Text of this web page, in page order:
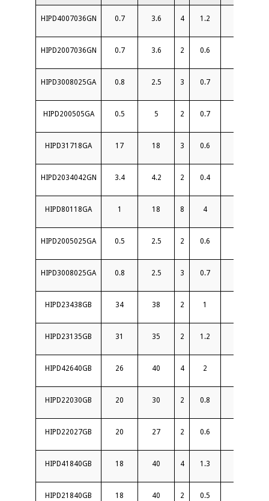
HIPD4007036GN 0.7 3.6 4 1.2
HIPD2007036GN 0.7 3.6 2 0.6
HIPD3008025GA 0.8 2.5 3 0.7
HIPD200505GA 0.5 5 2 0.7
HIPD31718GA 17 18 3 0.6
HIPD2034042GN 3.4 4.2 2 0.4
HIPD80118GA 1 18 8 4
HIPD2005025GA 0.5 2.5 2 0.6
HIPD3008025GA 0.8 2.5 3 0.7
HIPD23438GB 34 38 2 1
HIPD23135GB 31 35 2 1.2
HIPD42640GB 26 40 4 2
HIPD22030GB 20 30 2 0.8
HIPD22027GB 20 27 2 0.6
HIPD41840GB 18 40 4 1.3
HIPD21840GB 18 40 2 0.5